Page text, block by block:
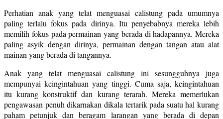
Perhatian anak yang telat menguasai calistung pada umumnya
paling terlalu fokus pada dirinya. Itu penyebabnya mereka lebih
memilih fokus pada permainan yang berada di hadapannya. Mereka
paling asyik dengan dirinya, permainan dengan tangan atau alat
mainan yang berada di tangannya.
Anak yang telat menguasai calistung ini sesungguhnya juga
mempunyai keingintahuan yang tinggi. Cuma saja, keingintahuan
itu kurang konstruktif dan kurang terarah. Mereka memerlukan
pengawasan penuh dikarnakan dikala tertarik pada suatu hal kurang
paham petunjuk dan beragam larangan yang berada di depan